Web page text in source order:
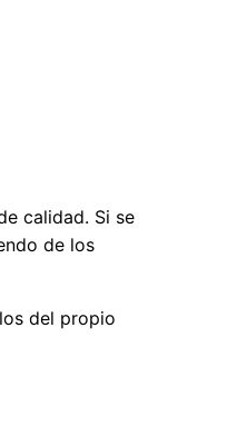
calidad. Si se
de los
del propio